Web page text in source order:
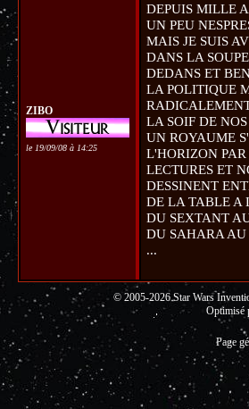
ZIBO
le 19/09/08 à 14:25
DEPUIS MILLE
UN PEU
MAIS JE SUIS
DANS LA
DEDANS ET
LA POLITIQUE
LA SOIF DE
UN ROYAUME
L'HORIZON
LECTURES ET
DESSINENT
DE LA TABLE A
DU SEXTANT
DU SAHARA
...
© 2005-2026 Star Wars
Optimisé
Page